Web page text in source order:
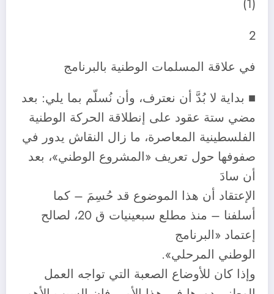
(1)
2
في علاقة المسلمات الوطنية بالبرنامج
■ بداية لا بُدَّ أن نعترف، وأن نُسلّم بما يلي: بعد
مضي ستة عقود على إنطلاقة الحركة الوطنية
الفلسطينية المعاصرة، ما زال النقاش يدور في
صفوفها حول تعريف «المشروع الوطني»، بعد
أن سادَ
الإعتقاد أن هذا الموضوع قد حُسِمَ – كما
أسلفنا – منذ مطلع سبعينيات ق 20، لصالح
إعتماد «البرنامج
الوطني المرحلي».
وإذا كان للأوضاع الصعبة التي تواجه العمل